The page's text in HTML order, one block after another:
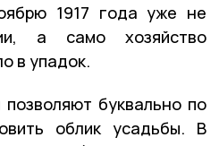
1917 года уже не
а само хозяйство
в упадок.
буквально по
облик усадьбы. В